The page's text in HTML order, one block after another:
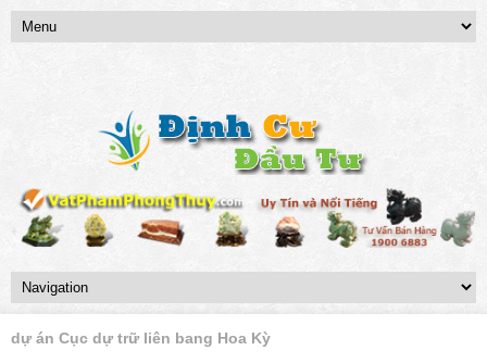
dự án Cục dự trữ liên bang Hoa Kỳ